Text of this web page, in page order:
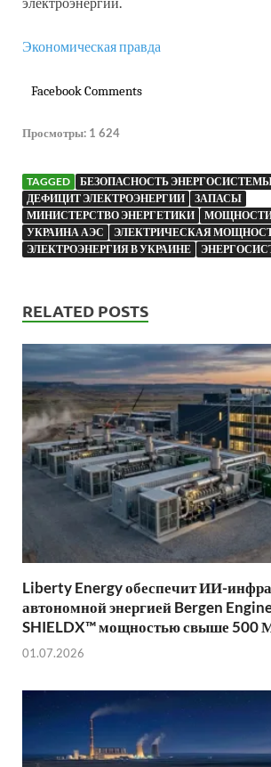
Экономическая правда
Facebook Comments
Просмотры: 1 624
TAGGED
БЕЗОПАСНОСТЬ
ДЕФИЦИТ ЭЛЕКТРОЭНЕРГИИ
ЗАПАСЫ
МИНИСТЕРСТВО ЭНЕРГЕТИКИ
УКРАИНА АЭС
ЭЛЕКТРИЧЕСКАЯ
ЭЛЕКТРОЭНЕРГИЯ В УКРАИНЕ
RELATED POSTS
Liberty Energy обеспечит ИИ-
автономной энергией Bergen
SHIELDX™ мощностью свыше 500
01.07.2026